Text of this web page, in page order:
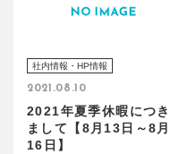
社内情報・HP情報
2021.08.10
2021年夏季休暇につき
まして【8月13日～8月
16日】